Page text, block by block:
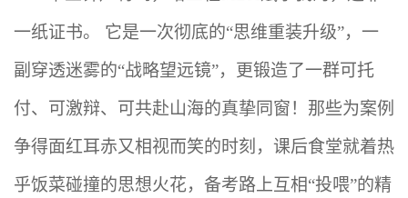
一纸证书。 它是一次彻底的“思维重装升级”，一
副穿透迷雾的“战略望远镜”，更锻造了一群可托
付、可激辩、可共赴山海的真挚同窗！那些为案例
争得面红耳赤又相视而笑的时刻，课后食堂就着热
乎饭菜碰撞的思想火花，备考路上互相“投喂”的精